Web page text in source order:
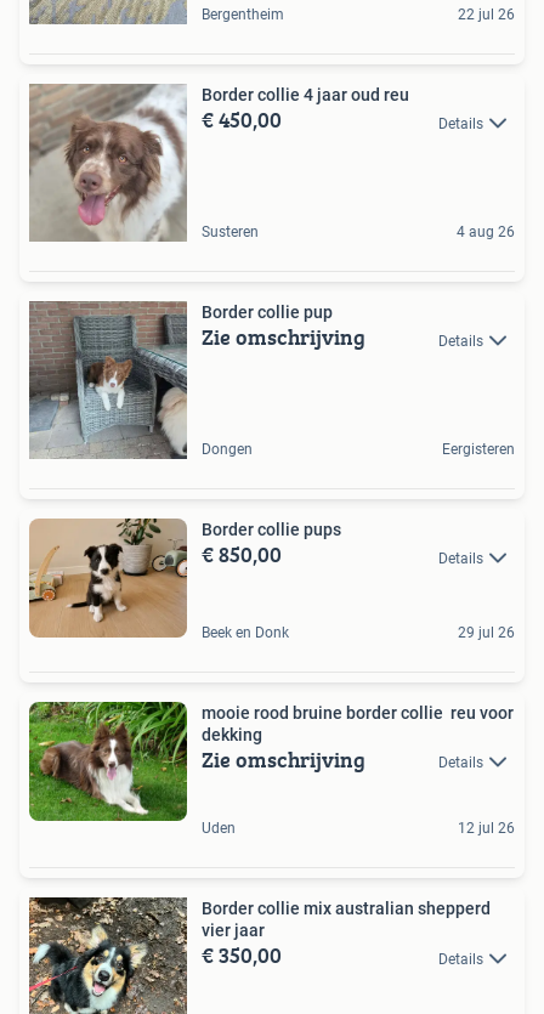
Bergentheim 22 jul 26
Border collie 4 jaar oud reu
€ 450,00 Details
Susteren 4 aug 26
Border collie pup
Zie omschrijving Details
Dongen Eergisteren
Border collie pups
€ 850,00 Details
Beek en Donk 29 jul 26
mooie rood bruine border collie reu voor
dekking
Zie omschrijving Details
Uden 12 jul 26
Border collie mix australian shepperd
vier jaar
€ 350,00 Details